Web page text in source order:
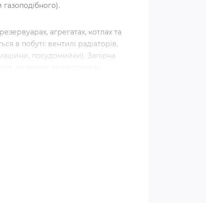
агрегатах, котлах та
в побуті: вентилі радіаторів,
посудомийки). Запірна